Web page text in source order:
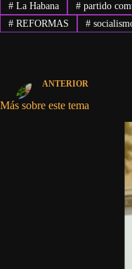
#La Habana #partido
#REFORMAS #
ANTERIOR
Más sobre este tema